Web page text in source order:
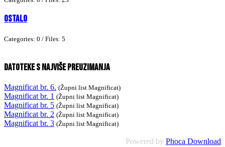
Ostalo
Categories: 0 / Files: 5
Datoteke s najviše preuzimanja
Magnificat br. 6. (Župni list Magnificat)
Magnificat br. 1 (Župni list Magnificat)
Magnificat br. 5 (Župni list Magnificat)
Magnificat br. 2 (Župni list Magnificat)
Magnificat br. 3 (Župni list Magnificat)
Powered by Phoca Download